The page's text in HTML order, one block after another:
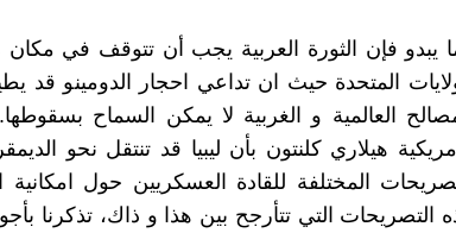
يبدو فإن الثورة العربية يجب أن تتوقف في
المتحدة حيث ان تداعي احجار الدومينو قد
العالمية و الغربية لا يمكن السماح
هيلاري كلنتون بأن ليبيا قد تنتقل نحو
المختلفة للقادة العسكريين حول
التصريحات التي تتأرجح بين هذا و ذاك، تذكرنا